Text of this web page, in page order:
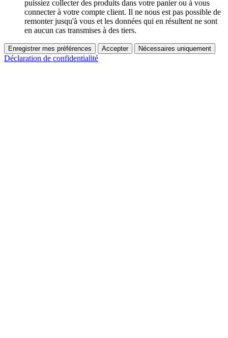
puissiez collecter des produits dans votre panier ou à vous
connecter à votre compte client. Il ne nous est pas possible de
remonter jusqu'à vous et les données qui en résultent ne sont
en aucun cas transmises à des tiers.
Enregistrer mes préférences Accepter Nécessaires uniquement
Déclaration de confidentialité